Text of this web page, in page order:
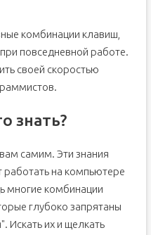
комбинации клавиш,
повседневной работе.
своей скоростью
знать?
самим. Эти знания
работать на компьютере
многие комбинации
глубоко запрятаны
Искать их и щелкать